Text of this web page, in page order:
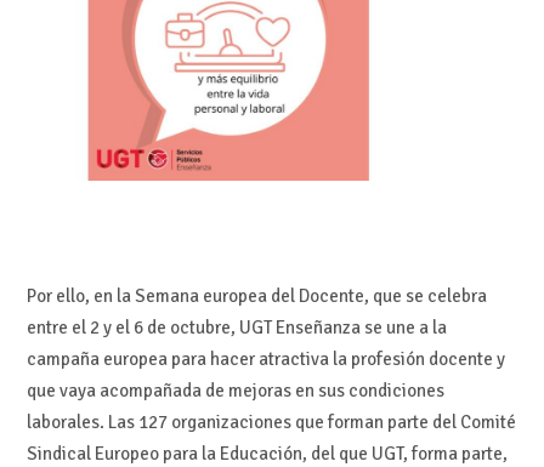
Por ello, en la Semana europea del Docente, que se celebra
entre el 2 y el 6 de octubre, UGT Enseñanza se une a la
campaña europea para hacer atractiva la profesión docente y
que vaya acompañada de mejoras en sus condiciones
laborales. Las 127 organizaciones que forman parte del Comité
Sindical Europeo para la Educación, del que UGT, forma parte,